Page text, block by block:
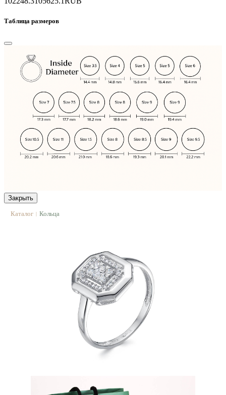
Таблица размеров
Закрыть
Каталог | Кольца